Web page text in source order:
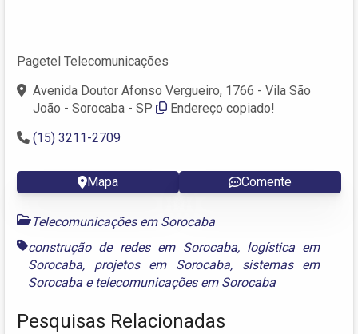
Pagetel Telecomunicações
Avenida Doutor Afonso Vergueiro, 1766 - Vila São
João - Sorocaba - SP
Endereço copiado!
(15) 3211-2709
Mapa Comente
Telecomunicações em Sorocaba
construção de redes em Sorocaba, logística em
Sorocaba, projetos em Sorocaba, sistemas em
Sorocaba e telecomunicações em Sorocaba
Pesquisas Relacionadas